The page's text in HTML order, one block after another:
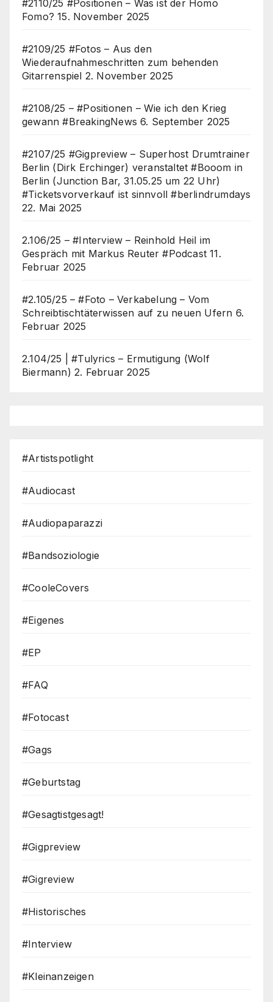
#2110/25 #Positionen – Was ist der Homo
Fomo? 15. November 2025
#2109/25 #Fotos – Aus den
Wiederaufnahmeschritten zum behenden
Gitarrenspiel 2. November 2025
#2108/25 – #Positionen – Wie ich den Krieg
gewann #BreakingNews 6. September 2025
#2107/25 #Gigpreview – Superhost Drumtrainer
Berlin (Dirk Erchinger) veranstaltet #Booom in
Berlin (Junction Bar, 31.05.25 um 22 Uhr)
#Ticketsvorverkauf ist sinnvoll #berlindrumdays
22. Mai 2025
2.106/25 – #Interview – Reinhold Heil im
Gespräch mit Markus Reuter #Podcast 11.
Februar 2025
#2.105/25 – #Foto – Verkabelung – Vom
Schreibtischtäterwissen auf zu neuen Ufern 6.
Februar 2025
2.104/25 | #Tulyrics – Ermutigung (Wolf
Biermann) 2. Februar 2025
#Artistspotlight
#Audiocast
#Audiopaparazzi
#Bandsoziologie
#CooleCovers
#Eigenes
#EP
#FAQ
#Fotocast
#Gags
#Geburtstag
#Gesagtistgesagt!
#Gigpreview
#Gigreview
#Historisches
#Interview
#Kleinanzeigen